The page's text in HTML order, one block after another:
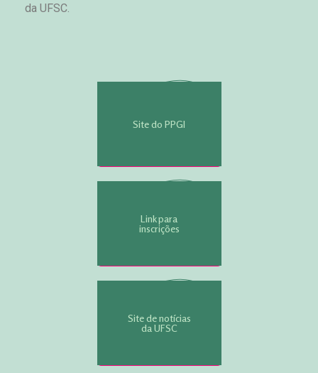
da UFSC.
Site do PPGI
Link para
inscrições
Site de notícias
da UFSC